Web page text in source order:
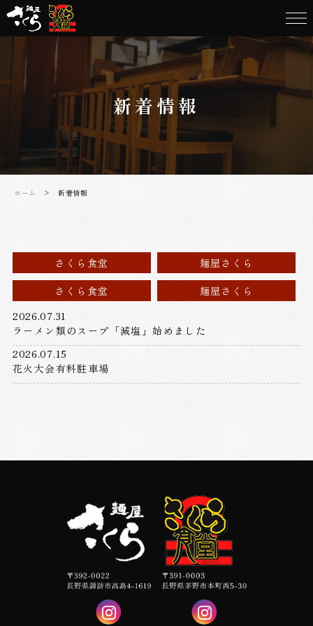
新着情報
ホーム > 新着情報
さくら食堂
麺屋さくら
さくら食堂
麺屋さくら
2026.07.31
ラーメン類のスープ「減塩」始めました
2026.07.15
花火大会有料駐車場